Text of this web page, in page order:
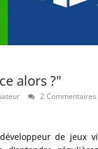
alors ?"
2 Commentaires
de jeux